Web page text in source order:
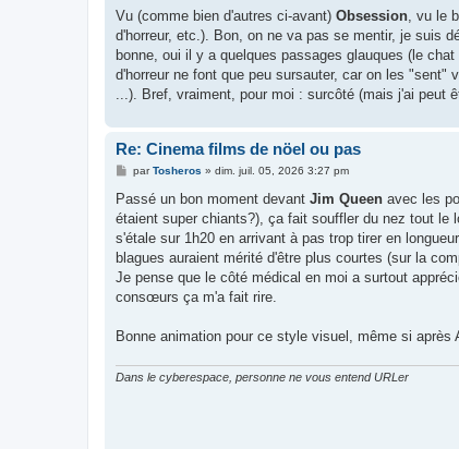
s
a
g
Vu (comme bien d'autres ci-avant) Obsession, vu le
d'horreur, etc.). Bon, on ne va pas se mentir, je suis
bonne, oui il y a quelques passages glauques (le
d'horreur ne font que peu sursauter, car on les
...). Bref, vraiment, pour moi : surcôté (mais j'ai peut
Re: Cinema films de nöel ou pas
M
s
a
g
parTosheros » dim. juil. 05, 2026 3:27 pm
Passé un bon moment devant Jim Queen avec les
étaient super chiants?), ça fait souffler du nez tout le
s'étale sur 1h20 en arrivant à pas trop tirer en
blagues auraient mérité d'être plus courtes (sur la
Je pense que le côté médical en moi a surtout
consœurs ça m'a fait rire.
Bonne animation pour ce style visuel, même si après
Dans le cyberespace, personne ne vous entend URLer